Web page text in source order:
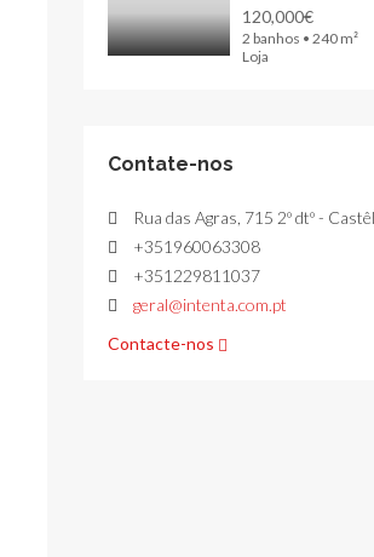
120,000€
2 banhos • 240 m²
Loja
Contate-nos
Rua das Agras, 715 2º dtº -
+351960063308
+351229811037
geral@intenta.com.pt
Contacte-nos